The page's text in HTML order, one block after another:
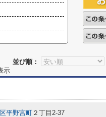
並び順：
示
平野宮町 ２丁目2-37